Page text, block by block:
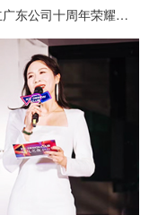
中农华立广东公司十周年荣耀盛典